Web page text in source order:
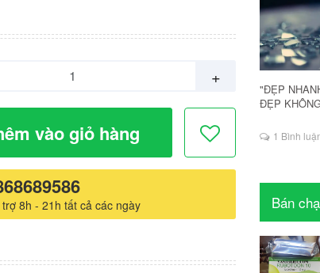
Candida ) hoặc do Trichomonas, bội nhiễm
trong thời kỳ có kinh. -Trường hợp bị ngứa
ứng, ngưng dùng thuốc. -Không dùng trong
phụ như ngứa, cảm giác nóng, nổi mề
cho bác sĩ biết tác dụng không mong
cần có sự chỉ định của thầy thuốc.
+
vào giỏ hàng
trợ 8h - 21h tất cả các ngày
"ĐẸP
ĐẸP
1 Bình
Bán